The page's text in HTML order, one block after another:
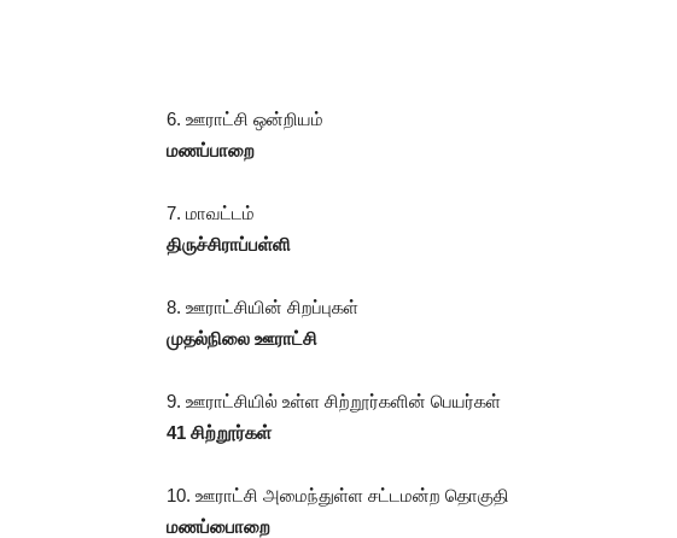
6. ஊராட்சி ஒன்றியம்
மணப்பாறை
7. மாவட்டம்
திருச்சிராப்பள்ளி
8. ஊராட்சியின் சிறப்புகள்
முதல்நிலை ஊராட்சி
9. ஊராட்சியில் உள்ள சிற்றூர்களின் பெயர்கள்
41 சிற்றூர்கள்
10. ஊராட்சி அமைந்துள்ள சட்டமன்ற தொகுதி
மணப்பாைறை